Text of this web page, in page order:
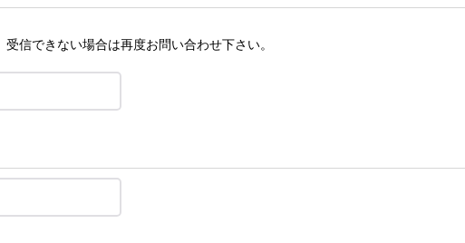
信できない場合は再度お問い合わせ下さい。